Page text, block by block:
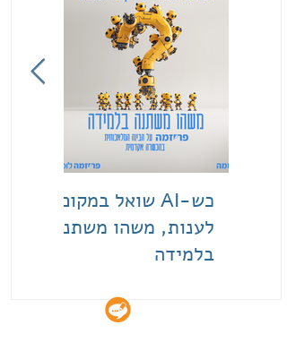
כש-AI שואל במקום
לענות, משהו משתנה
בלמידה